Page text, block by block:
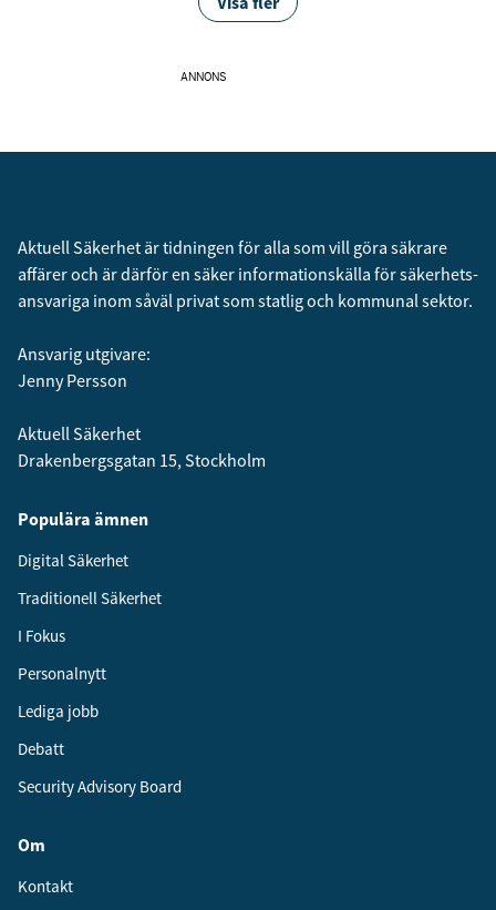
ANNONS
Aktuell Säkerhet är tidningen för alla som vill göra säkrare
affärer och är därför en säker informationskälla för säkerhets­
ansvariga inom såväl privat som statlig och kommunal sektor.
Ansvarig utgivare:
Jenny Persson
Aktuell Säkerhet
Drakenbergsgatan 15, Stockholm
Populära ämnen
Digital Säkerhet
Traditionell Säkerhet
I Fokus
Personalnytt
Lediga jobb
Debatt
Security Advisory Board
Om
Kontakt